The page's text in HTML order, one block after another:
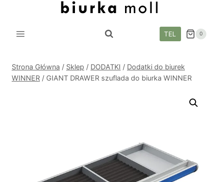
treści
TEL 0
Strona Główna / Sklep / DODATKI / Dodatki do biurek
WINNER / GIANT DRAWER szuflada do biurka WINNER